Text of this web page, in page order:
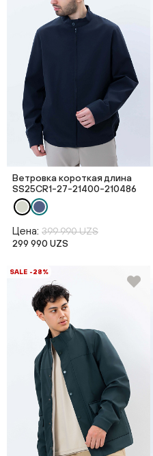
Ветровка короткая длина
SS25CR1-27-21400-210486
Цена: 399 990 UZS
299 990 UZS
SALE -28%